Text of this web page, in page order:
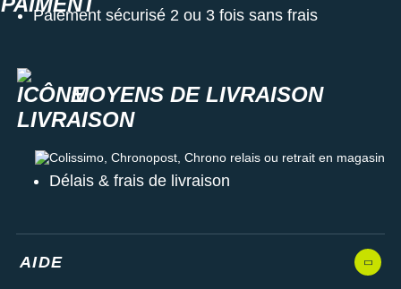
Paiement sécurisé 2 ou 3 fois sans frais
MOYENS DE LIVRAISON
Colissimo, Chronopost, Chrono relais ou retrait en magasin
Délais & frais de livraison
AIDE